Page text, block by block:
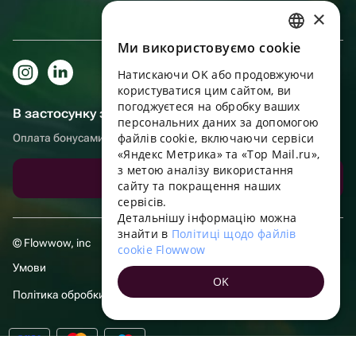
В застосунку зручніше!
Оплата бонусами, самовивіз, зручний чат підтримки
Завантажити додаток
© Flowwow, inc
Умови
Політика обробки даних
RUSSIAN
ENGLISH
UKRAINIAN
PORTUGUESE
SPANISH
HUNGARIAN
FRENCH
TURKISH
POLISH
×
Ми використовуємо cookie
Натискаючи OK або продовжуючи
користуватися цим сайтом, ви
погоджуєтеся на обробку ваших
персональних даних за допомогою
файлів cookie, включаючи сервіси
«Яндекс Метрика» та «Top Mail.ru»,
з метою аналізу використання
сайту та покращення наших
сервісів.
Детальнішу інформацію можна
знайти в Політиці щодо файлів
cookie Flowwow
OK